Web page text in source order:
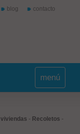
blog contacto
menú
viviendas - Recoletos -